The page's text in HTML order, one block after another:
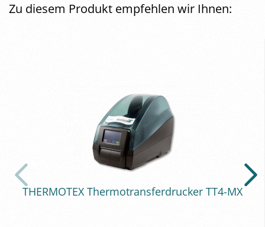
Zu diesem Produkt empfehlen wir Ihnen:
THER­MO­TEX Ther­mo­trans­fer­dru­cker TT4-​MX